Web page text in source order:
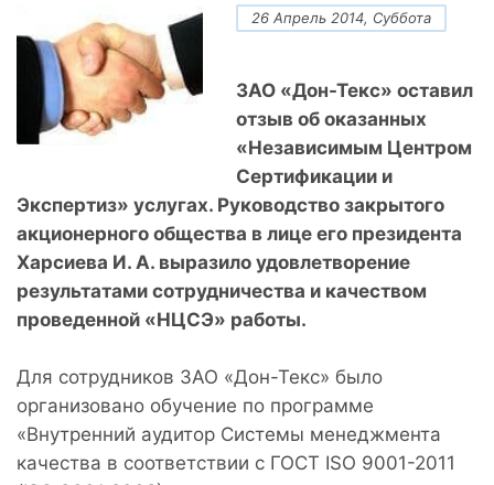
26 Апрель 2014, Суббота
ЗАО «Дон-Текс» оставил
отзыв об оказанных
«Независимым Центром
Сертификации и
Экспертиз» услугах. Руководство закрытого
акционерного общества в лице его президента
Харсиева И. А. выразило удовлетворение
результатами сотрудничества и качеством
проведенной «НЦСЭ» работы.
Для сотрудников ЗАО «Дон-Текс» было
организовано обучение по программе
«Внутренний аудитор Системы менеджмента
качества в соответствии с ГОСТ ISO 9001-2011